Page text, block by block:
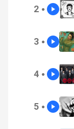
2 ●
3 ●
4 ●
5 ●